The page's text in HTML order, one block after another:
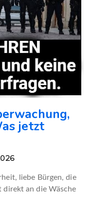
jetzt
liebe Bürgen, die
direkt an die Wäsche